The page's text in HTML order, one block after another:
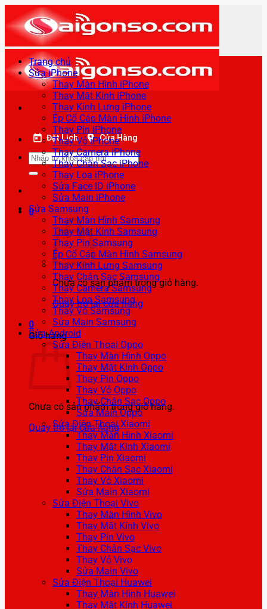
qua
nội
dung
Đặt Lịch Cửa Hàng
Tìm
kiếm:
0
Chưa có sản phẩm trong giỏ hàng.
Quay trở lại cửa hàng
0
Giỏ hàng
Chưa có sản phẩm trong giỏ hàng.
Quay trở lại cửa hàng
Trang chủ
Sửa iPhone
Thay Màn Hình iPhone
Thay Mặt Kính iPhone
Thay Kính Lưng iPhone
Ép Cổ Cáp Màn Hình iPhone
Thay Pin iPhone
Thay Vỏ iPhone
Thay Camera iPhone
Thay Chân Sạc iPhone
Thay Loa iPhone
Sửa Face ID iPhone
Sửa Main iPhone
Sửa Samsung
Thay Màn Hình Samsung
Thay Mặt Kính Samsung
Thay Pin Samsung
Ép Cổ Cáp Màn Hình Samsung
Thay Kính Lưng Samsung
Thay Chân Sạc Samsung
Thay Camera Samsung
Thay Loa Samsung
Thay Vỏ Samsung
Sửa Main Samsung
Sửa Android
Sửa Điện Thoại Oppo
Thay Màn Hình Oppo
Thay Mặt Kính Oppo
Thay Pin Oppo
Thay Vỏ Oppo
Thay Chân Sạc Oppo
Sửa Main Oppo
Sửa Điện Thoại Xiaomi
Thay Màn Hình Xiaomi
Thay Mặt Kính Xiaomi
Thay Pin Xiaomi
Thay Chân Sạc Xiaomi
Thay Vỏ Xiaomi
Sửa Main Xiaomi
Sửa Điện Thoại Vivo
Thay Màn Hình Vivo
Thay Mặt Kính Vivo
Thay Pin Vivo
Thay Chân Sạc Vivo
Thay Vỏ Vivo
Sửa Main Vivo
Sửa Điện Thoại Huawei
Thay Màn Hình Huawei
Thay Mặt Kính Huawei